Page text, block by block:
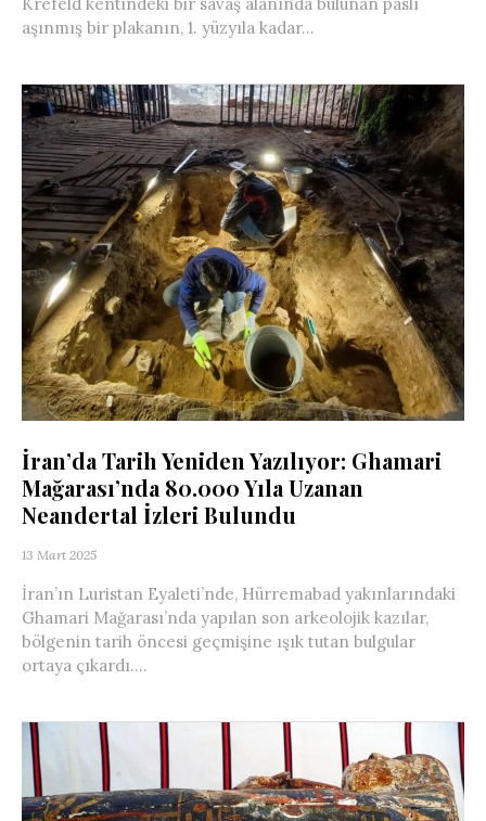
aşınmış bir plakanın, 1. yüzyıla kadar...
İran’da Tarih Yeniden Yazılıyor: Ghamari
Mağarası’nda 80.000 Yıla Uzanan
Neandertal İzleri Bulundu
13 Mart 2025
İran’ın Luristan Eyaleti’nde, Hürremabad yakınlarındaki
Ghamari Mağarası’nda yapılan son arkeolojik kazılar,
bölgenin tarih öncesi geçmişine ışık tutan bulgular
ortaya çıkardı....